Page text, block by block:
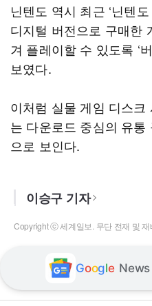
닌텐도 역시 최근 ‘닌텐
디지털 버전으로 구매한
겨 플레이할 수 있도록 ‘
보였다.
이처럼 실물 게임 디스
는 다운로드 중심의 유
으로 보인다.
이승구 기자
Copyright ⓒ 세계일보. 무단 전재 및 재
Google News